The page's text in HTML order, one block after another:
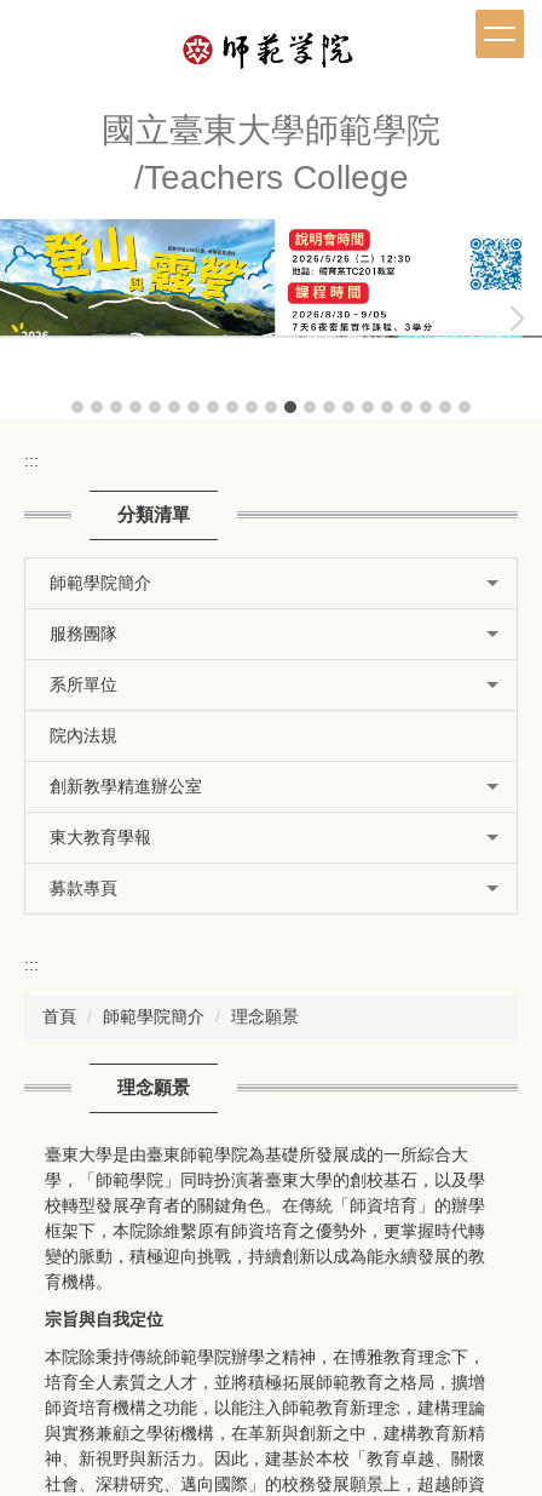
國立臺東大學師範學院
/Teachers College
:::
分類清單
師範學院簡介
服務團隊
系所單位
院內法規
創新教學精進辦公室
東大教育學報
募款專頁
:::
首頁 師範學院簡介 理念願景
理念願景
臺東大學是由臺東師範學院為基礎所發展成的一所綜合大
學，「師範學院」同時扮演著臺東大學的創校基石，以及學
校轉型發展孕育者的關鍵角色。在傳統「師資培育」的辦學
框架下，本院除維繫原有師資培育之優勢外，更掌握時代轉
變的脈動，積極迎向挑戰，持續創新以成為能永續發展的教
育機構。
宗旨與自我定位
本院除秉持傳統師範學院辦學之精神，在博雅教育理念下，
培育全人素質之人才，並將積極拓展師範教育之格局，擴增
師資培育機構之功能，以能注入師範教育新理念，建構理論
與實務兼顧之學術機構，在革新與創新之中，建構教育新精
神、新視野與新活力。因此，建基於本校「教育卓越、關懷
社會、深耕研究、邁向國際」的校務發展願景上，超越師資